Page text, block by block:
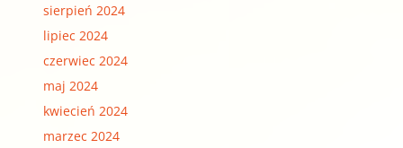
sierpień 2024
lipiec 2024
czerwiec 2024
maj 2024
kwiecień 2024
marzec 2024